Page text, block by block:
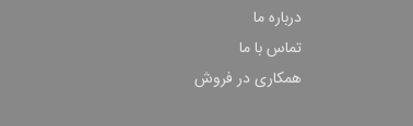
درباره ما
تماس با ما
همکاری در فروش